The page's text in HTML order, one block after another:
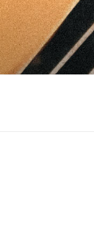
Pular
para
o
conteúdo